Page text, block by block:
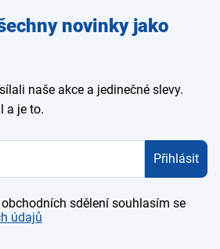
novinky jako
naše akce a jedinečné slevy.
a je to.
Přihlásit
sdělení souhlasím se
údajů